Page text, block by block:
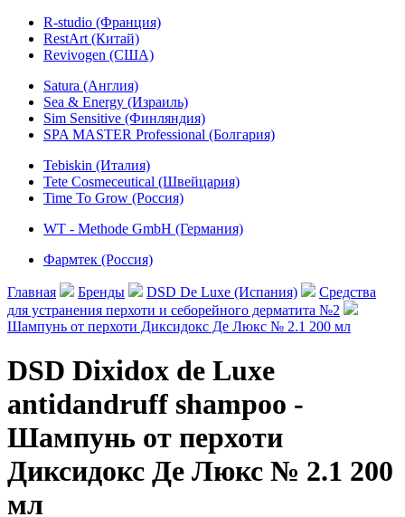
R-studio (Франция)
RestArt (Китай)
Revivogen (США)
Satura (Англия)
Sea & Energy (Израиль)
Sim Sensitive (Финляндия)
SPA MASTER Professional (Болгария)
Tebiskin (Италия)
Tete Cosmeceutical (Швейцария)
Time To Grow (Россия)
WT - Methode GmbH (Германия)
Фармтек (Россия)
Главная Бренды DSD De Luxe (Испания)
Средства
для устранения перхоти и себорейного дерматита №2
Шампунь от перхоти Диксидокс Де Люкс № 2.1 200 мл
DSD Dixidox de Luxe
antidandruff shampoo -
Шампунь от перхоти
Диксидокс Де Люкс № 2.1 200
мл